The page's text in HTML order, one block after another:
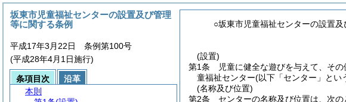
○坂東市児童福祉センターの設置
(設置)
第1条
児童に健全な遊びを与えて、そ
童福祉センター(以下「センター」とい
(名称及び位置)
第2条
センターの名称及び位置は、次の
坂東市児童福祉センターの設置及び管理
等に関する条例
平成17年3月22日 条例第100号
(平成28年4月1日施行)
条項目次
沿革
本則